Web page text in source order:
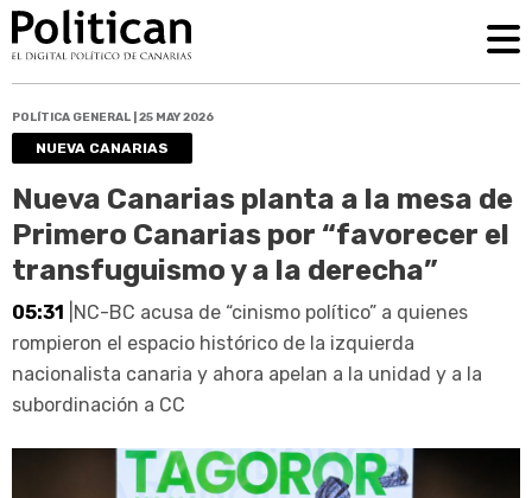
POLÍTICA GENERAL | 25 MAY 2026
NUEVA CANARIAS
Nueva Canarias planta a la mesa de
Primero Canarias por “favorecer el
transfuguismo y a la derecha”
05:31 |NC-BC acusa de “cinismo político” a quienes
rompieron el espacio histórico de la izquierda
nacionalista canaria y ahora apelan a la unidad y a la
subordinación a CC